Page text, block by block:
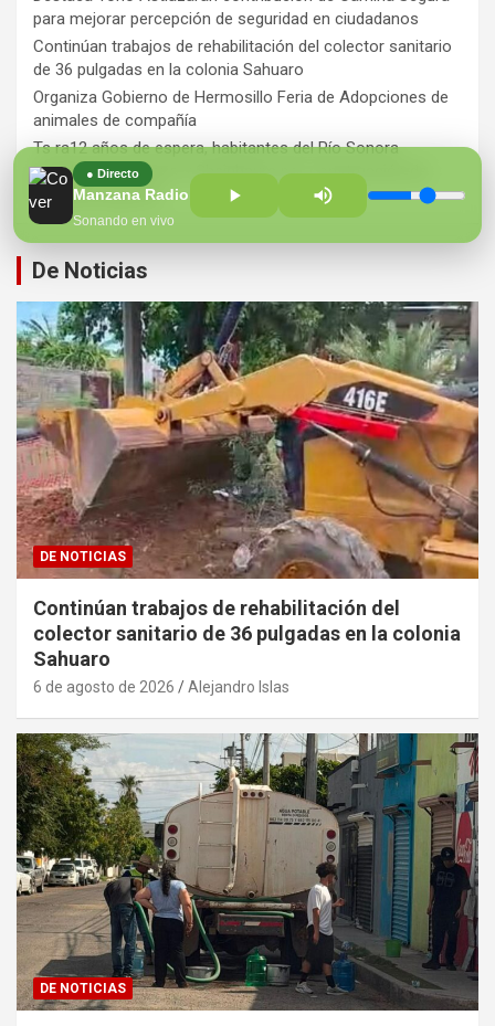
● Directo
Sonando en vivo
para mejorar percepción de seguridad en ciudadanos
Continúan trabajos de rehabilitación del colector sanitario
de 36 pulgadas en la colonia Sahuaro
Organiza Gobierno de Hermosillo Feria de Adopciones de
animales de compañía
Ts ra12 años de espera, habitantes del Río Sonora
agradecen a Durazo y Sheinbaum por construcción de
Hospital Regional
De Noticias
DE NOTICIAS
Continúan trabajos de rehabilitación del
colector sanitario de 36 pulgadas en la colonia
Sahuaro
6 de agosto de 2026 Alejandro Islas
DE NOTICIAS